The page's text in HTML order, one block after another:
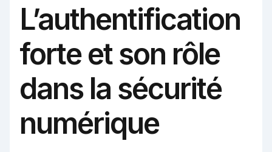
L’authentification
forte et son rôle
dans la sécurité
numérique